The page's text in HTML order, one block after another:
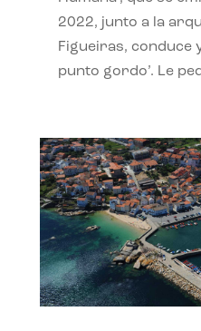
2022, junto a la
Figueiras, conduce
punto gordo’. Le